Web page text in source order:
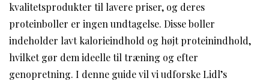
kvalitetsprodukter til lavere priser, og deres
proteinboller er ingen undtagelse. Disse boller
indeholder lavt kalorieindhold og højt proteinindhold,
hvilket gør dem ideelle til træning og efter
genopretning. I denne guide vil vi udforske Lidl’s